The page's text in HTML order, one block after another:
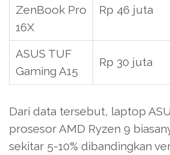
ZenBook Pro
16X
Rp 46 juta
ASUS TUF
Gaming A15
Rp 30 juta
Dari data tersebut, laptop
prosesor AMD Ryzen 9
sekitar 5-10% dibandingkan